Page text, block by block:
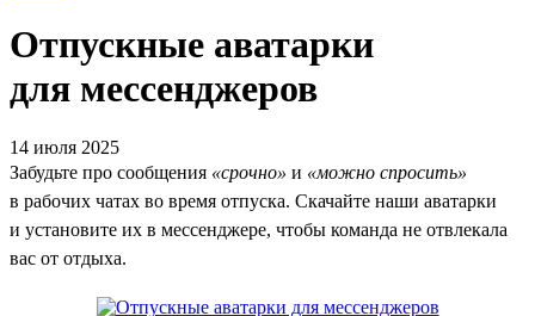
Отпускные аватарки
для мессенджеров
14 июля 2025
Забудьте про сообщения «срочно» и «можно спросить»
в рабочих чатах во время отпуска. Скачайте наши аватарки
и установите их в мессенджере, чтобы команда не отвлекала
вас от отдыха.